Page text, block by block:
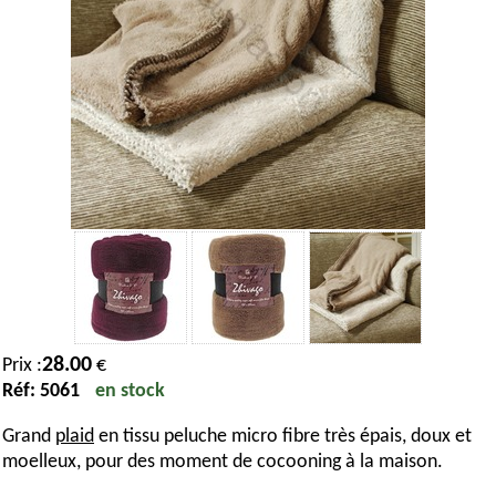
Prix :28.00 €
Réf: 5061
en stock
Grand plaid en tissu peluche micro fibre très épais, doux et
moelleux, pour des moment de cocooning à la maison.